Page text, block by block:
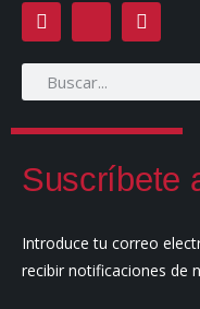
Suscríbete
Introduce tu correo
recibir notificaciones de